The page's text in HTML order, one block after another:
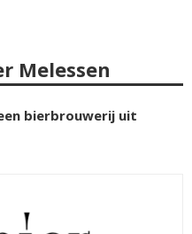
Melessen
bierbrouwerij uit